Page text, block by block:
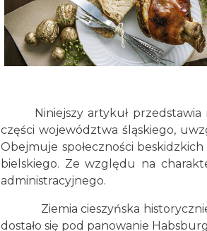
Niniejszy artykuł przedstawia
części województwa śląskiego,
Obejmuje społeczności
bielskiego. Ze względu na
administracyjnego.
Ziemia cieszyńska historycznie
dostało się pod panowanie